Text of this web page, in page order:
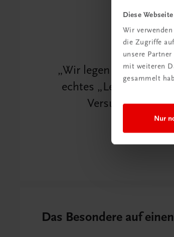
Diese
Wir
die Zugriffe
unsere
mit weiteren
gesammelt
Nur
Wir legen in unseren
echtes „Learning by
Versuche und
Das Besondere auf